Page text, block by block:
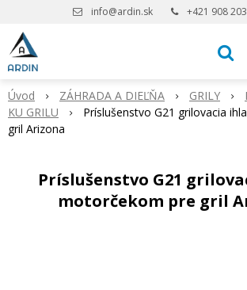
info@ardin.sk +421 908
Úvod ZÁHRADA A DIEĽŇA GRILY
KU GRILU
Príslušenstvo G21 grilovacia
gril Arizona
Príslušenstvo G21
motorčekom pre gril